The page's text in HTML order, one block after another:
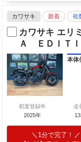
カワサキ 新着 複
カワサキ エリ
Ａ ＥＤＩＴＩ
本体
初度登録年
2025年
走
1分で完了！